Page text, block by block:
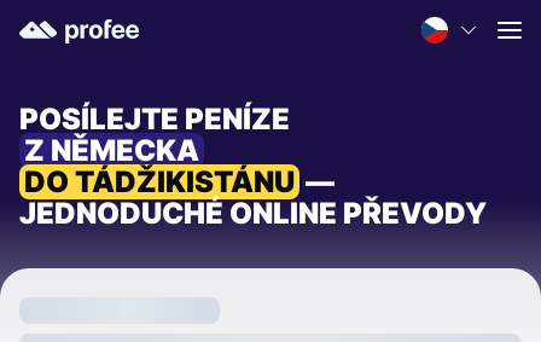
POSÍLEJTE PENÍZE
Z NĚMECKA
DO TÁDŽIKISTÁNU —
JEDNODUCHÉ ONLINE PŘEVODY